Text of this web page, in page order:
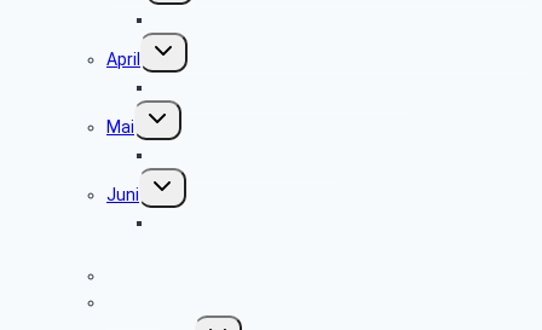
April
Untermenü
umschalten
Mai
Untermenü
umschalten
Juni
Untermenü
umschalten
Untermenü